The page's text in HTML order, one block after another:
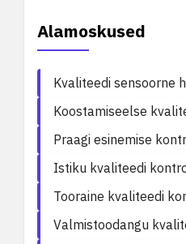
Alamoskused
Kvaliteedi sensoorne
Koostamiseelse
Praagi esinemise
Istiku kvaliteedi
Tooraine kvaliteedi
Valmistoodangu